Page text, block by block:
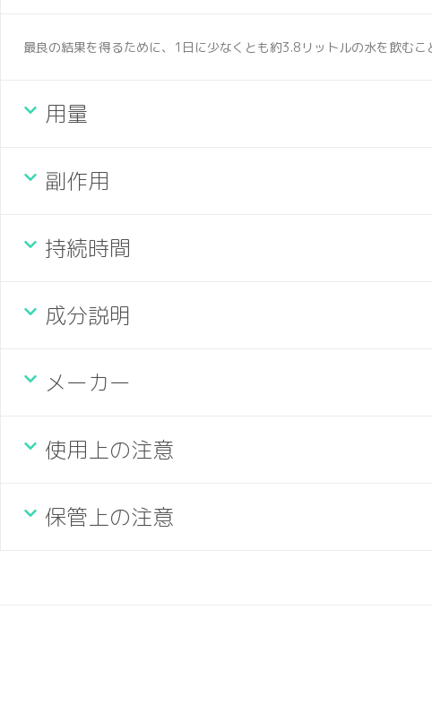
最良の結果を得るために、1日に少なくとも約3.8リットルの水を飲む
用量
副作用
持続時間
成分説明
メーカー
使用上の注意
保管上の注意